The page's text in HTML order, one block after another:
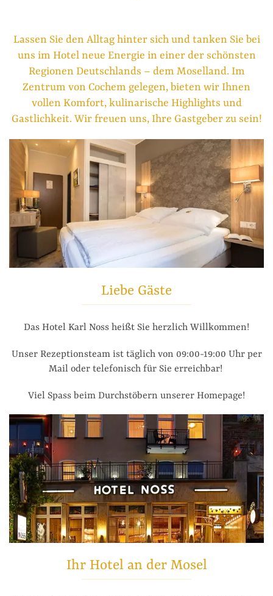
Lassen Sie den Alltag hinter sich und tanken Sie bei
uns im Hotel neue Energie in einer der schönsten
Regionen Deutschlands – dem Moselland. Im
Zentrum von Cochem gelegen, bieten wir Ihnen
vollen Komfort, kulinarische Highlights und
Gastlichkeit. Wir freuen uns, Ihre Gastgeber zu sein!
Liebe Gäste
Das Hotel Karl Noss heißt Sie herzlich Willkommen!
Unser Rezeptionsteam ist täglich von 09:00-19:00 Uhr per
Mail oder telefonisch für Sie erreichbar!
Viel Spass beim Durchstöbern unserer Homepage!
Ihr Hotel an der Mosel